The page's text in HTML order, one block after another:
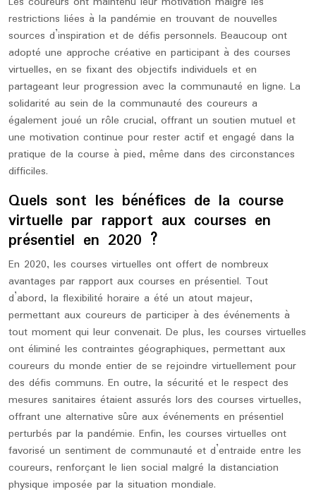
restrictions liées à la pandémie en trouvant de nouvelles
sources d’inspiration et de défis personnels. Beaucoup ont
adopté une approche créative en participant à des courses
virtuelles, en se fixant des objectifs individuels et en
partageant leur progression avec la communauté en ligne. La
solidarité au sein de la communauté des coureurs a
également joué un rôle crucial, offrant un soutien mutuel et
une motivation continue pour rester actif et engagé dans la
pratique de la course à pied, même dans des circonstances
difficiles.
Quels sont les bénéfices de la course
virtuelle par rapport aux courses en
présentiel en 2020 ?
En 2020, les courses virtuelles ont offert de nombreux
avantages par rapport aux courses en présentiel. Tout
d’abord, la flexibilité horaire a été un atout majeur,
permettant aux coureurs de participer à des événements à
tout moment qui leur convenait. De plus, les courses virtuelles
ont éliminé les contraintes géographiques, permettant aux
coureurs du monde entier de se rejoindre virtuellement pour
des défis communs. En outre, la sécurité et le respect des
mesures sanitaires étaient assurés lors des courses virtuelles,
offrant une alternative sûre aux événements en présentiel
perturbés par la pandémie. Enfin, les courses virtuelles ont
favorisé un sentiment de communauté et d’entraide entre les
coureurs, renforçant le lien social malgré la distanciation
physique imposée par la situation mondiale.